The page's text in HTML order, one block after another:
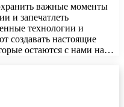
важные моменты
и запечатлеть
технологии и
создавать настоящие
остаются с нами на…